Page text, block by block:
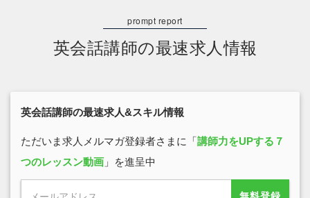
英会話講師の最速求人情報
英会話講師の最速求人&スキル情報
ただいま求人メルマガ登録者さまに「講師力をUPする７
つのレッスン動画 」を進呈中